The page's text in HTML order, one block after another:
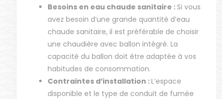
Besoins en eau chaude sanitaire : Si vous
avez besoin d’une grande quantité d’eau
chaude sanitaire, il est préférable de choisir
une chaudière avec ballon intégré. La
capacité du ballon doit être adaptée à vos
habitudes de consommation.
Contraintes d’installation :L’espace
disponible et le type de conduit de fumée